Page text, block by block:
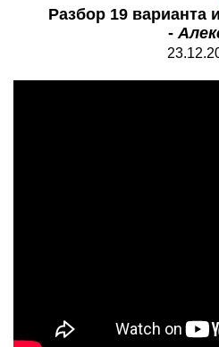
Разбор 19 варианта
-